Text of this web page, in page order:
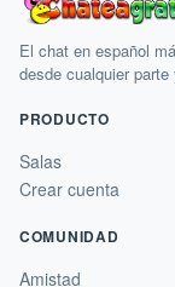
El chat en español
desde cualquier
PRODUCTO
Salas
Crear cuenta
COMUNIDAD
Amistad